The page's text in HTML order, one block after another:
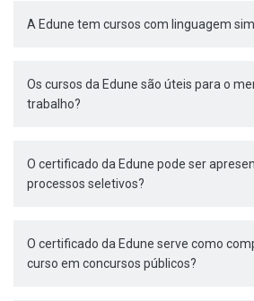
A Edune tem cursos com linguagem
Os cursos da Edune são úteis para o
trabalho?
O certificado da Edune pode ser
processos seletivos?
O certificado da Edune serve como
curso em concursos públicos?